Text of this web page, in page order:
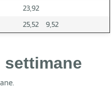
23,92
25,52 9,52
settimane